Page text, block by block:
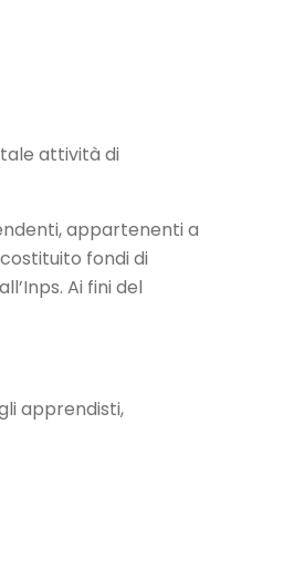
attività di
appartenenti a
fondi di
Ai fini del
apprendisti,